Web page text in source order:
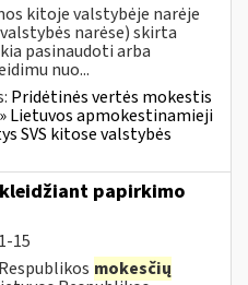
kitoje valstybėje narėje
narėse) skirta
pasinaudoti arba
nuo...
Pridėtinės vertės mokestis
Lietuvos apmokestinamieji
SVS kitose valstybės
papirkimo
15
mokesčių